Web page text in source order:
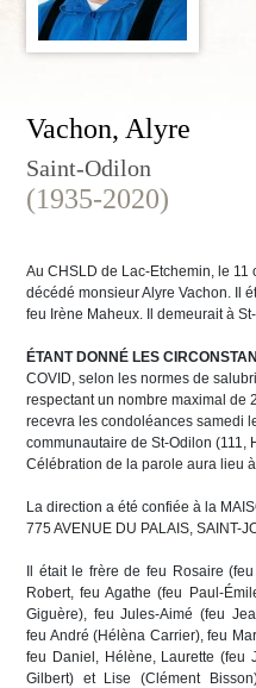
Vachon, Alyre
Saint-Odilon
(1935-2020)
Au CHSLD de Lac-Etchemin, le 11
décédé monsieur Alyre Vachon. Il
feu Irène Maheux. Il demeurait à
ÉTANT DONNÉ LES
COVID, selon les normes de
respectant un nombre maximal de
recevra les condoléances samedi
communautaire de St-Odilon (111,
Célébration de la parole aura lieu
La direction a été confiée à la
775 AVENUE DU PALAIS, SAINT-
Il était le frère de feu Rosaire
Robert, feu Agathe (feu Paul-
Giguère), feu Jules-Aimé (feu
feu André (Hélèna Carrier), feu
feu Daniel, Hélène, Laurette (feu
Gilbert) et Lise (Clément